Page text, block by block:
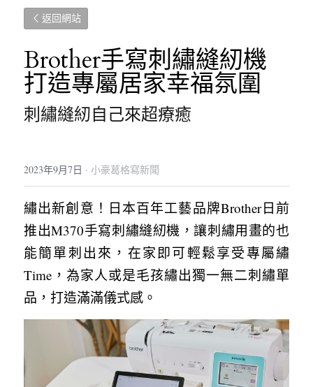
返回網站
Brother手寫刺繡縫紉機
打造專屬居家幸福氛圍
刺繡縫紉自己來超療癒
2023年9月7日 · 小豪葛格寫新聞
繡出新創意！日本百年工藝品牌Brother日前
推出M370手寫刺繡縫紉機，讓刺繡用畫的也
能簡單刺出來，在家即可輕鬆享受專屬繡
Time，為家人或是毛孩繡出獨一無二刺繡單
品，打造滿滿儀式感。